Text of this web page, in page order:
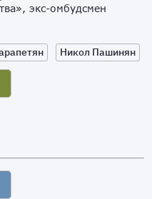
экс-омбудсмен
Никол Пашинян